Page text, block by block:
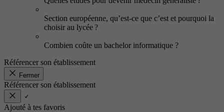
Section européenne, qu’est-ce que c’est et pourquoi la
choisir au lycée ?
Combien coûte un bachelor informatique ?
Référencer son établissement
Fermer
Référencer son établissement
Ajouté à tes favoris